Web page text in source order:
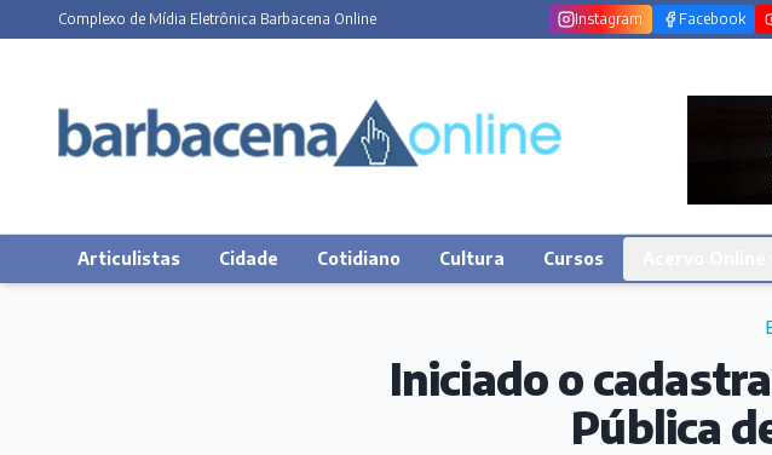
Complexo de Mídia Eletrônica Barbacena Online Instagram Facebook
Articulistas Cidade Cotidiano Cultura Cursos
Iniciado o
Pública